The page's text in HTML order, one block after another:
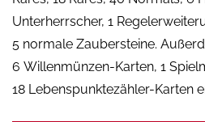
Unterherrscher, 1
5 normale Zaubersteine.
6 Willenmünzen-Karten, 1
18 Lebenspunktezähler-Karten